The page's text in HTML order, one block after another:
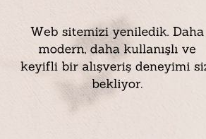
Mikasa Moor’dan
Oval Cam Kapaklı
bu zarif servis
berrak cam
asil bir hava katar.